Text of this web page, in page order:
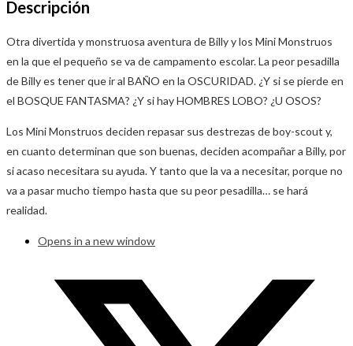
Descripción
Otra divertida y monstruosa aventura de Billy y los Mini Monstruos
en la que el pequeño se va de campamento escolar. La peor pesadilla
de Billy es tener que ir al BAÑO en la OSCURIDAD. ¿Y si se pierde en
el BOSQUE FANTASMA? ¿Y si hay HOMBRES LOBO? ¿U OSOS?
Los Mini Monstruos deciden repasar sus destrezas de boy-scout y,
en cuanto determinan que son buenas, deciden acompañar a Billy, por
si acaso necesitara su ayuda. Y tanto que la va a necesitar, porque no
va a pasar mucho tiempo hasta que su peor pesadilla… se hará
realidad.
Opens in a new window